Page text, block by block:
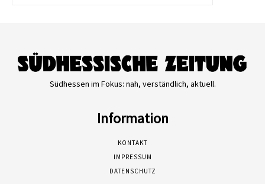
Südhessen im Fokus: nah, verständlich, aktuell.
Information
KONTAKT
IMPRESSUM
DATENSCHUTZ